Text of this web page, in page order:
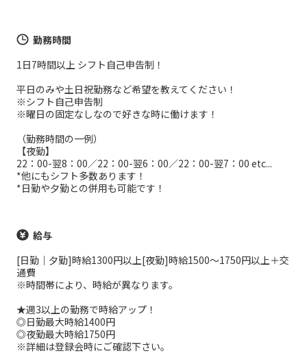
勤務時間
1日7時間以上 シフト自己申告制！
平日のみや土日祝勤務など希望を教えてください！
※シフト自己申告制
※曜日の固定なしなので好きな時に働けます！
（勤務時間の一例）
【夜勤】
22：00-翌8：00／22：00-翌6：00／22：00-翌7：00 etc...
*他にもシフト多数あります！
*日勤や夕勤との併用も可能です！
給与
[日勤｜夕勤]時給1300円以上[夜勤]時給1500～1750円以上＋交
通費
※時間帯により、時給が異なります。
★週3以上の勤務で時給アップ！
◎日勤最大時給1400円
◎夜勤最大時給1750円
※詳細は登録会時にご確認下さい。